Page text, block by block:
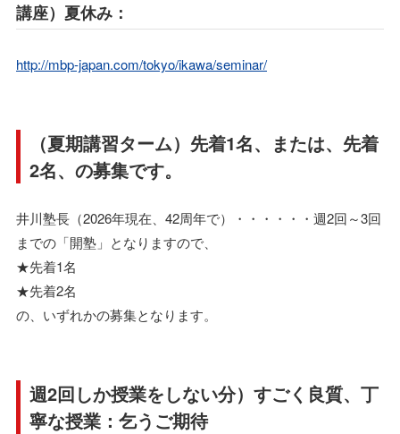
講座）夏休み：
http://mbp-japan.com/tokyo/ikawa/seminar/
（夏期講習ターム）先着1名、または、先着
2名、の募集です。
井川塾長（2026年現在、42周年で）・・・・・・週2回～3回
までの「開塾」となりますので、
★先着1名
★先着2名
の、いずれかの募集となります。
週2回しか授業をしない分）すごく良質、丁
寧な授業：乞うご期待